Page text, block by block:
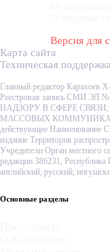
Версия для
Карта сайта
Техническая поддержка
Главный редактор Карахоев
Реестровая запись СМИ
НАДЗОРУ В СФЕРЕ
МАССОВЫХ КОММУНИКАЦИЙ
действующее Наименование
издание Территория
Учредители Орган местного
редакции 386231,
английский, русский,
Основные разделы